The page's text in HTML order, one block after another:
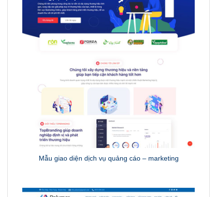
Mẫu giao diện dịch vụ quảng cáo – marketing